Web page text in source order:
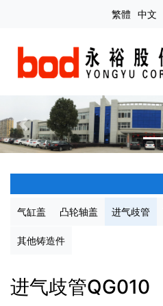
繁體 中文
Previous
气缸盖 凸轮轴盖 进气歧管
其他铸造件
进气歧管QG010